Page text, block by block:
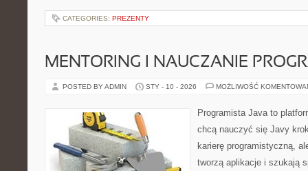
CATEGORIES: PREZENTY
MENTORING I NAUCZANIE
POSTED BY ADMIN STY - 10 - 2026 MOŻLIWOŚĆ
Programista Java to
chcą nauczyć się Javy
karierę programistyczną,
tworzą aplikacje i szukają